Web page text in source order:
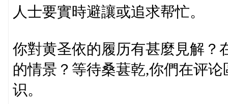
人士要實時避讓或追求帮忙。
你對黄圣依的履历有甚麼見解？
的情景？等待桑葚乾,你們在评
识。